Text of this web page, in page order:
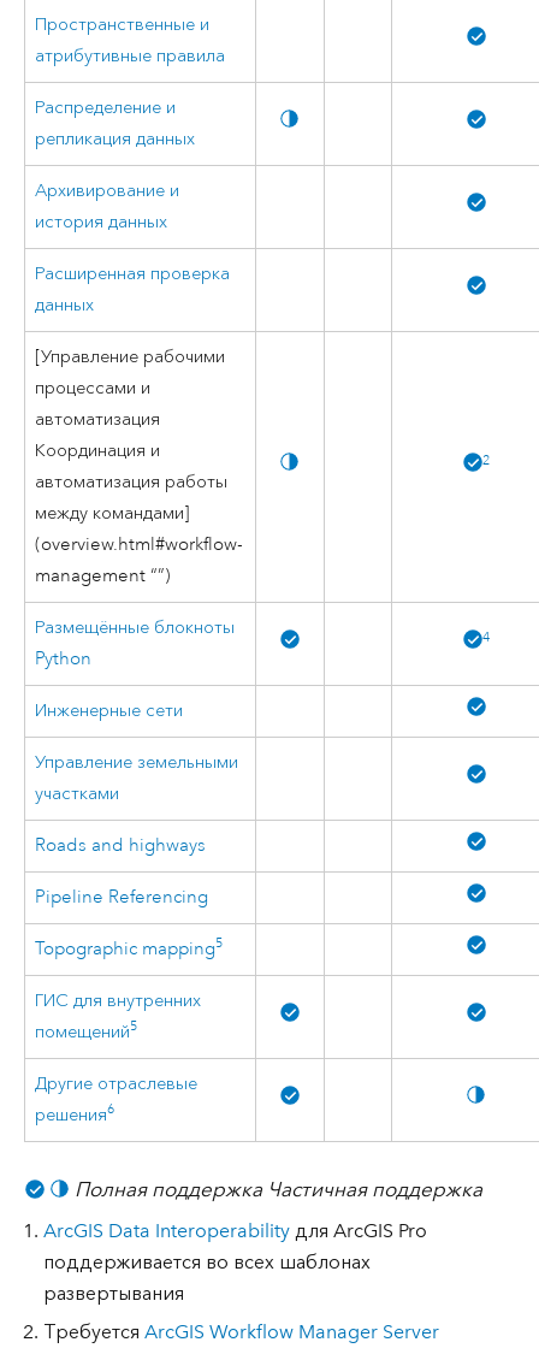
Пространственные и
атрибутивные правила
Распределение и
репликация данных
Архивирование и
история данных
Расширенная проверка
данных
[Управление рабочими
процессами и
автоматизация
Координация и
автоматизация работы
между командами]
(overview.html#workflow-
management “”)
2
Размещённые блокноты
Python
4
Инженерные сети
Управление земельными
участками
Roads and highways
Pipeline Referencing
Topographic mapping5
ГИС для внутренних
помещений5
Другие отраслевые
решения6
Полная поддержка Частичная поддержка
ArcGIS Data Interoperabilityдля ArcGIS Pro
поддерживается во всех шаблонах
развертывания
Требуется ArcGIS Workflow Manager Server